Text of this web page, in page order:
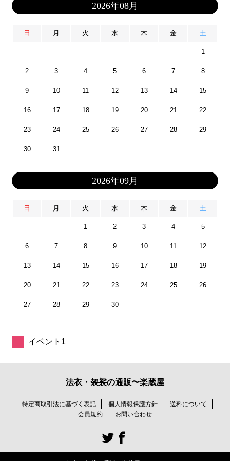
2026年08月
日 月 火 水 木 金 土
1
2 3 4 5 6 7 8
9 10 11 12 13 14 15
16 17 18 19 20 21 22
23 24 25 26 27 28 29
30 31
2026年09月
日 月 火 水 木 金 土
1 2 3 4 5
6 7 8 9 10 11 12
13 14 15 16 17 18 19
20 21 22 23 24 25 26
27 28 29 30
イベント1
法衣・袈裟の通販〜楽蔵屋
特定商取引法に基づく表記 個人情報保護方針
送料について
会員規約
お問い合わせ